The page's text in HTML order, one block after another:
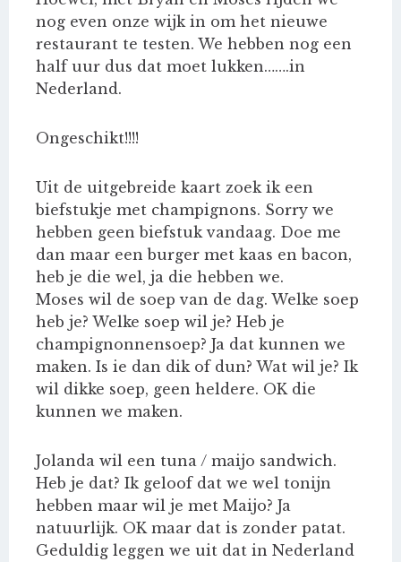
nog even onze wijk in om het nieuwe
restaurant te testen. We hebben nog een
half uur dus dat moet lukken…….in
Nederland.
Ongeschikt!!!!
Uit de uitgebreide kaart zoek ik een
biefstukje met champignons. Sorry we
hebben geen biefstuk vandaag. Doe me
dan maar een burger met kaas en bacon,
heb je die wel, ja die hebben we.
Moses wil de soep van de dag. Welke soep
heb je? Welke soep wil je? Heb je
champignonnensoep? Ja dat kunnen we
maken. Is ie dan dik of dun? Wat wil je? Ik
wil dikke soep, geen heldere. OK die
kunnen we maken.
Jolanda wil een tuna / maijo sandwich.
Heb je dat? Ik geloof dat we wel tonijn
hebben maar wil je met Maijo? Ja
natuurlijk. OK maar dat is zonder patat.
Geduldig leggen we uit dat in Nederland